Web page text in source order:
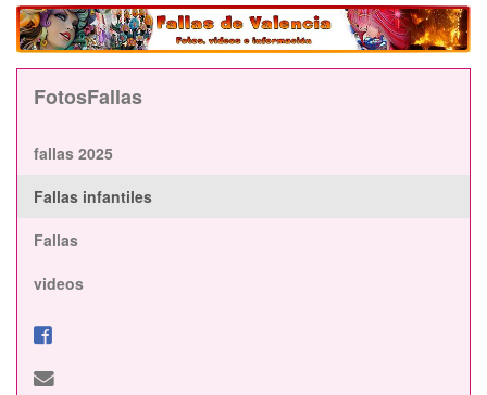
FotosFallas
fallas 2025
Fallas infantiles
Fallas
videos